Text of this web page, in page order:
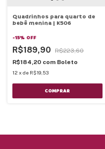
Quadrinhos para quarto de
bebê menina | K506
-15% OFF
R$189,90
R$223,60
R$184,20 com Boleto
12 x de R$19,53
COMPRAR